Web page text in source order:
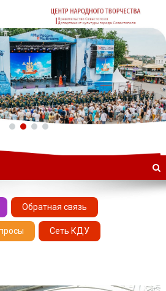
«ЦНТ» –
Центр
творчества
Обратная связь
Сеть КДУ